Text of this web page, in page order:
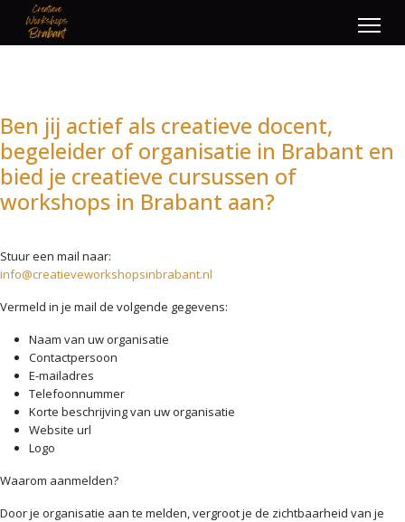
Ben jij actief als creatieve docent,
begeleider of organisatie in Brabant en
bied je creatieve cursussen of
workshops in Brabant aan?
Stuur een mail naar:
info@creatieveworkshopsinbrabant.nl
Vermeld in je mail de volgende gegevens:
Naam van uw organisatie
Contactpersoon
E-mailadres
Telefoonnummer
Korte beschrijving van uw organisatie
Website url
Logo
Waarom aanmelden?
Door je organisatie aan te melden, vergroot je de zichtbaarheid van je